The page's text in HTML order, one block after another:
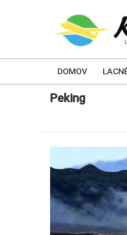
DOMOV
Peking